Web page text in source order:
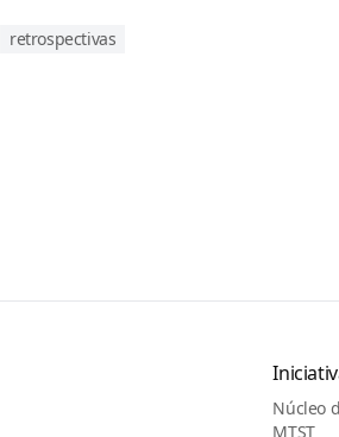
retrospectivas
Núcleo
MTST